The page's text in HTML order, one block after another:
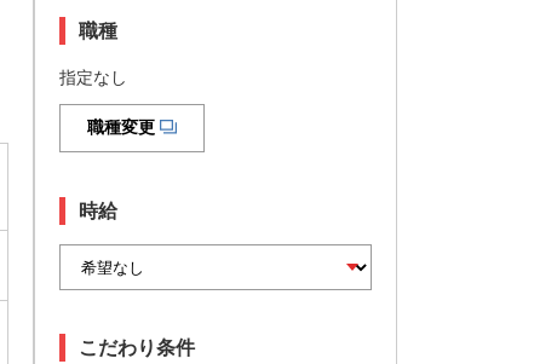
職種
指定なし
職種変更
時給
こだわり条件